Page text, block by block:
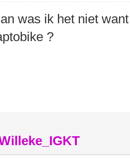
was ik het niet
?